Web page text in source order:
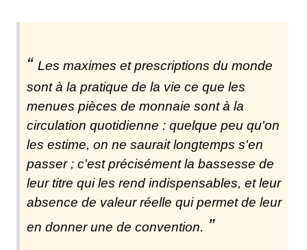
Les maximes et prescriptions du monde
sont à la pratique de la vie ce que les
menues pièces de monnaie sont à la
circulation quotidienne : quelque peu qu'on
les estime, on ne saurait longtemps s'en
passer ; c'est précisément la bassesse de
leur titre qui les rend indispensables, et leur
absence de valeur réelle qui permet de leur
en donner une de convention.